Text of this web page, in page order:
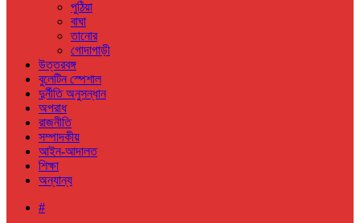
পুঠিয়া
বাঘা
তানোর
গোদাগাড়ী
উত্তরবঙ্গ
বুলেটিন স্পেশাল
দুর্নীতি অনুসন্ধান
অপরাধ
রাজনীতি
সম্পাদকীয়
আইন-আদালত
শিক্ষা
অন্যান্য
#